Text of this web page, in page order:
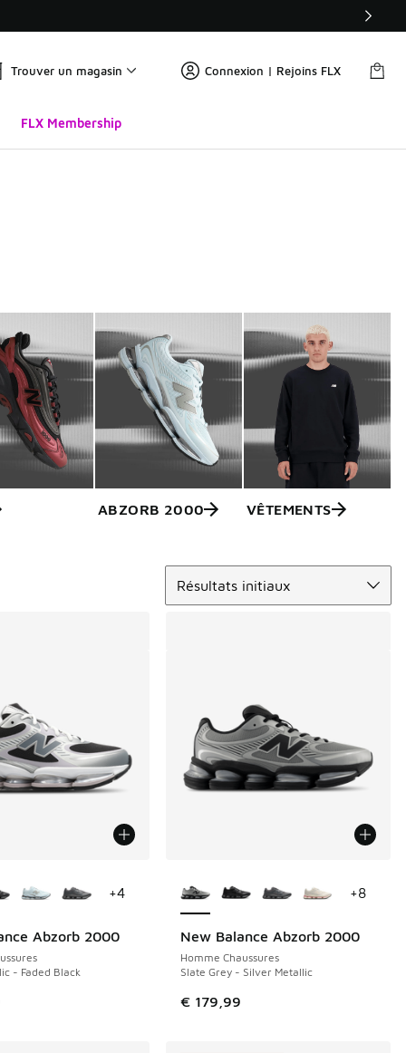
Trouver un magasin Connexion | Rejoins FLX
FLX Membership
ABZORB 2000 VÊTEMENTS
Résultats initiaux
Abzorb 2000
- Faded Black
+4
New Balance Abzorb 2000
Homme Chaussures
Slate Grey - Silver Metallic
€ 179,99
+8